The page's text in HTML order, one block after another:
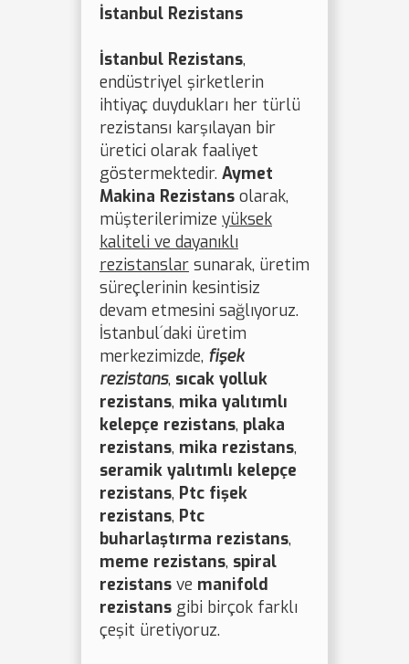
İstanbul Rezistans
İstanbul Rezistans,
endüstriyel şirketlerin
ihtiyaç duydukları her türlü
rezistansı karşılayan bir
üretici olarak faaliyet
göstermektedir. Aymet
Makina Rezistans olarak,
müşterilerimize yüksek
kaliteli ve dayanıklı
rezistanslar sunarak, üretim
süreçlerinin kesintisiz
devam etmesini sağlıyoruz.
İstanbul´daki üretim
merkezimizde, fişek
rezistans, sıcak yolluk
rezistans, mika yalıtımlı
kelepçe rezistans, plaka
rezistans, mika rezistans,
seramik yalıtımlı kelepçe
rezistans, Ptc fişek
rezistans, Ptc
buharlaştırma rezistans,
meme rezistans, spiral
rezistans ve manifold
rezistans gibi birçok farklı
çeşit üretiyoruz.